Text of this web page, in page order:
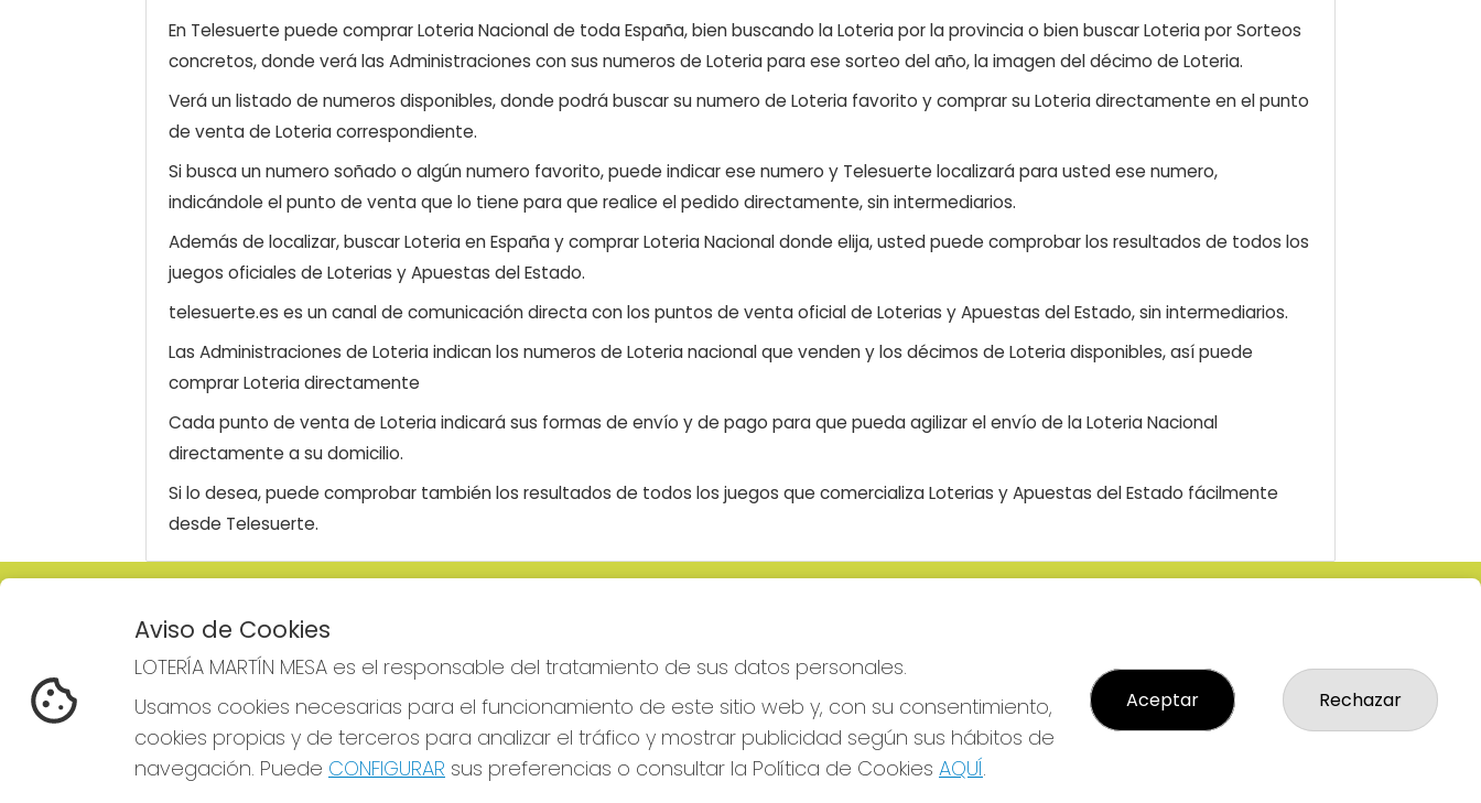
En Telesuerte puede comprar Loteria Nacional de toda España, bien buscando la Loteria por la provincia o bien buscar Loteria por Sorteos
concretos, donde verá las Administraciones con sus numeros de Loteria para ese sorteo del año, la imagen del décimo de Loteria.
Verá un listado de numeros disponibles, donde podrá buscar su numero de Loteria favorito y comprar su Loteria directamente en el punto
de venta de Loteria correspondiente.
Si busca un numero soñado o algún numero favorito, puede indicar ese numero y Telesuerte localizará para usted ese numero,
indicándole el punto de venta que lo tiene para que realice el pedido directamente, sin intermediarios.
Además de localizar, buscar Loteria en España y comprar Loteria Nacional donde elija, usted puede comprobar los resultados de todos los
juegos oficiales de Loterias y Apuestas del Estado.
telesuerte.es es un canal de comunicación directa con los puntos de venta oficial de Loterias y Apuestas del Estado, sin intermediarios.
Las Administraciones de Loteria indican los numeros de Loteria nacional que venden y los décimos de Loteria disponibles, así puede
comprar Loteria directamente
Cada punto de venta de Loteria indicará sus formas de envío y de pago para que pueda agilizar el envío de la Loteria Nacional
directamente a su domicilio.
Si lo desea, puede comprobar también los resultados de todos los juegos que comercializa Loterias y Apuestas del Estado fácilmente
desde Telesuerte.
LOTERÍA MARTÍN MESA
¿Quiénes somos?
Comprar lotería
Resultados
Empresas
Comprar en SELAE
Boletos digitales
ADMINISTRACION DE LOTERIAS: 2-
CIUDAD RODRIGO - RECEPTOR
923482019
web@admon2martinmesa.es
CARDENAL TAVERA, 5
Política de Privacidad
Política de Cookies
Condiciones de Compra
Aviso de Cookies
LOTERÍA MARTÍN MESA es el responsable del tratamiento de sus datos personales.
Usamos cookies necesarias para el funcionamiento de este sitio web y, con su consentimiento,
cookies propias y de terceros para analizar el tráfico y mostrar publicidad según sus hábitos de
navegación. Puede CONFIGURAR sus preferencias o consultar la Política de Cookies AQUÍ.
Aceptar Rechazar